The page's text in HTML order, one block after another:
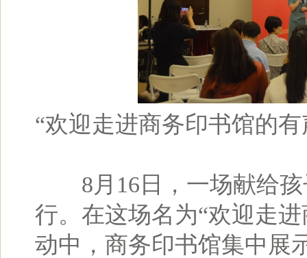
“欢迎走进商务印书馆的
8月16日，一场献给孩
行。在这场名为“欢迎走
动中，商务印书馆集中展